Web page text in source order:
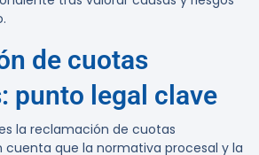
de cuotas
punto legal clave
la reclamación de cuotas
cuenta que la normativa procesal y la